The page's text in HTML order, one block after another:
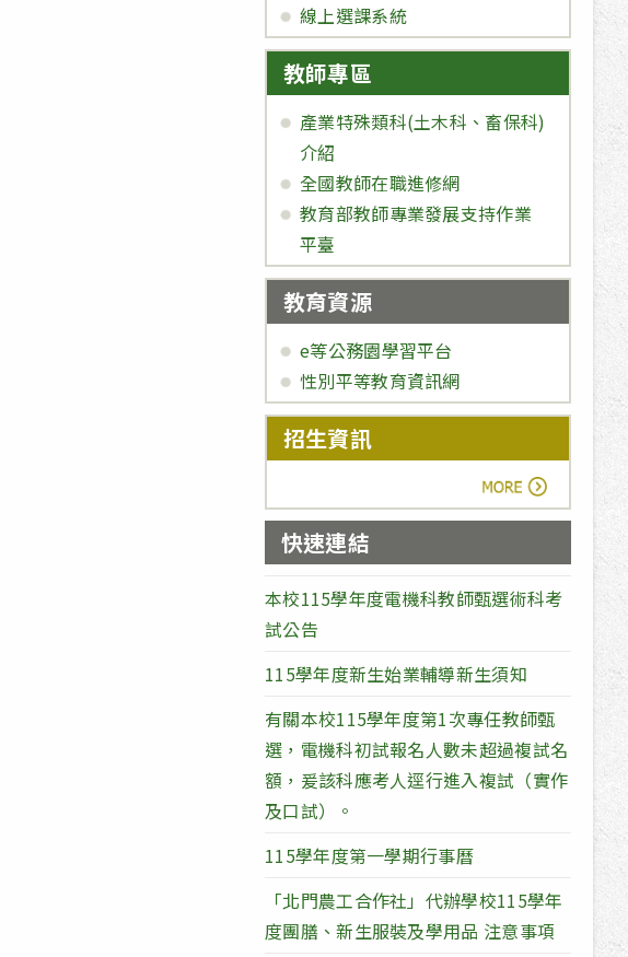
線上選課系統
教師專區
產業特殊類科(土木科、畜保科)
介紹
全國教師在職進修網
教育部教師專業發展支持作業
平臺
教育資源
e等公務園學習平台
性別平等教育資訊網
招生資訊
快速連結
本校115學年度電機科教師甄選術科考
試公告
115學年度新生始業輔導新生須知
有關本校115學年度第1次專任教師甄
選，電機科初試報名人數未超過複試名
額，爰該科應考人逕行進入複試（實作
及口試）。
115學年度第一學期行事曆
「北門農工合作社」代辦學校115學年
度團膳、新生服裝及學用品 注意事項